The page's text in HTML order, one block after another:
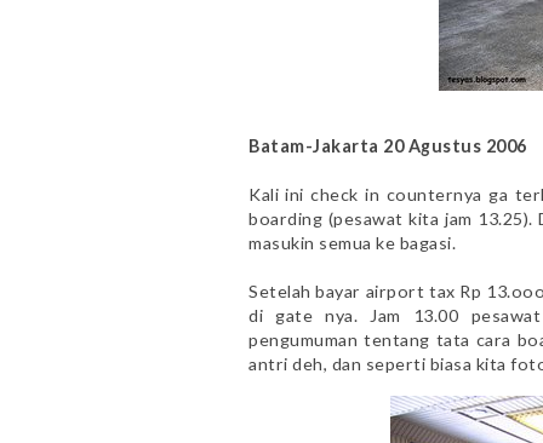
Batam-Jakarta 20 Agustus 2006
Kali ini check in counternya ga
boarding (pesawat kita jam
masukin semua ke bagasi.
Setelah bayar airport tax Rp
di gate nya. Jam 13.00
pengumuman tentang tata cara
antri deh, dan seperti biasa kita